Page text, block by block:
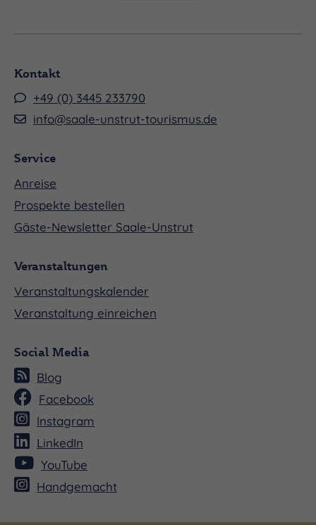
Kontakt
+49 (0) 3445 233790
info@saale-unstrut-tourismus.de
Service
Anreise
Prospekte bestellen
Gäste-Newsletter Saale-Unstrut
Veranstaltungen
Veranstaltungskalender
Veranstaltung einreichen
Social Media
Blog
Facebook
Instagram
LinkedIn
YouTube
Handgemacht